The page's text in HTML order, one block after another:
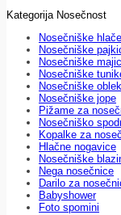
Kategorija Nosečnost
Nosečniške hlače
Nosečniške
Nosečniške
Nosečniške
Nosečniške
Nosečniške jope
Pižame za
Nosečniško
Kopalke za
Hlačne nogavice
Nosečniške
Nega nosečnice
Darilo za
Babyshower
Foto spomini